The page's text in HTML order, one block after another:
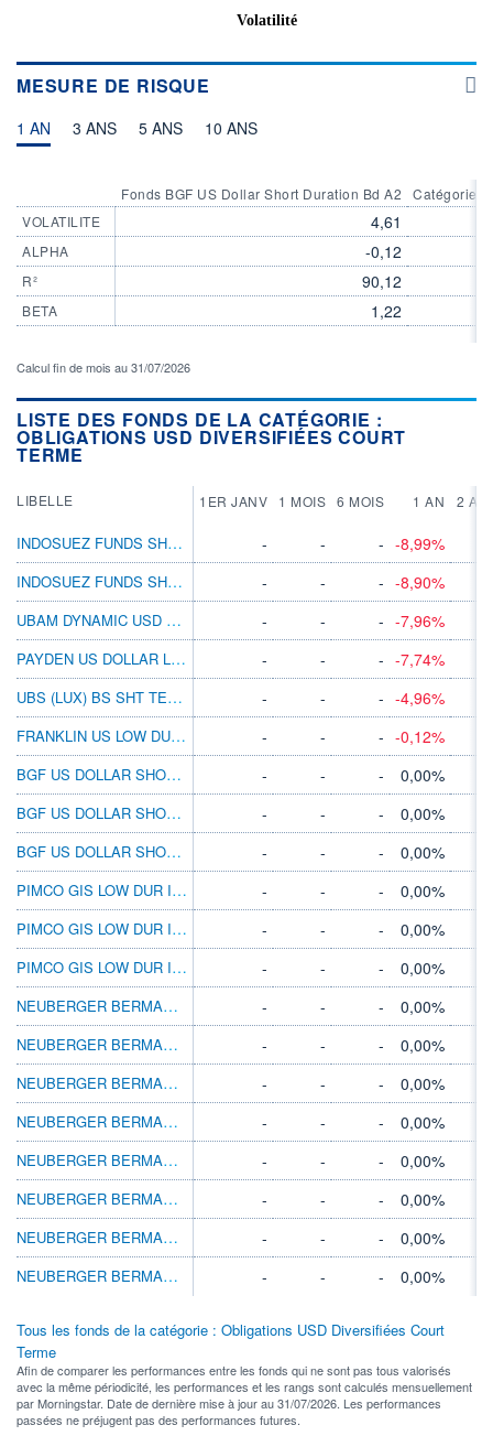
Volatilité
MESURE DE RISQUE
1 AN 3 ANS 5 ANS 10 ANS
VOLATILITE
ALPHA
R²
BETA
Fonds BGF US Dollar Short Duration Bd A2
4,61
-0,12
90,12
1,22
Catégorie
Calcul fin de mois au 31/07/2026
LISTE DES FONDS DE LA CATÉGORIE :
OBLIGATIONS USD DIVERSIFIÉES COURT
TERME
LIBELLE 1ER JANV 1 MOIS 6 MOIS 1 AN 2
INDOSUEZ FUNDS SHORT TERM DOLLAR PX - - - -8,99%
INDOSUEZ FUNDS SHORT TERM DOLLAR MX
- - - -8,90%
UBAM DYNAMIC USD BOND R
- - - -7,96%
PAYDEN US DOLLAR LIQUIDITY ACC
- - - -7,74%
UBS (LUX) BS SHT TERM USD CORP $ I-A1 AC
- - - -4,96%
FRANKLIN US LOW DURATION C(MDIS)USD
- - - -0,12%
BGF US DOLLAR SHORT DURATION BD A2 EUR
- - - 0,00%
BGF US DOLLAR SHORT DURATION BD D3G HKD
- - - 0,00%
BGF US DOLLAR SHORT DURATION BD A3G HKD
- - - 0,00%
PIMCO GIS LOW DUR INC INVESTOR USD ACC
- - - 0,00%
PIMCO GIS LOW DUR INC INVESTOR USD INC
- - - 0,00%
PIMCO GIS LOW DUR INC INVESTOR HKDUNHINC
- - - 0,00%
NEUBERGER BERMAN SHRT DUR INC USD A MDIS
- - - 0,00%
NEUBERGER BERMAN SHRT DUR INC USD A ACC
- - - 0,00%
NEUBERGER BERMAN SHRT DUR INC USD I MDIS
- - - 0,00%
NEUBERGER BERMAN SHRT DUR INC USD I ACC
- - - 0,00%
NEUBERGER BERMAN SHRT DUR INC USD I2 ACC
- - - 0,00%
NEUBERGER BERMAN SHRT DUR INC USD I5 ACC
- - - 0,00%
NEUBERGER BERMAN SHRT DUR INC USD I5 DIS
- - - 0,00%
NEUBERGER BERMAN SHRT DUR INC USD M MDIS
- - - 0,00%
Tous les fonds de la catégorie : Obligations USD Diversifiées Court
Terme
Afin de comparer les performances entre les fonds qui ne sont pas tous valorisés
avec la même périodicité, les performances et les rangs sont calculés mensuellement
par Morningstar. Date de dernière mise à jour au 31/07/2026. Les performances
passées ne préjugent pas des performances futures.